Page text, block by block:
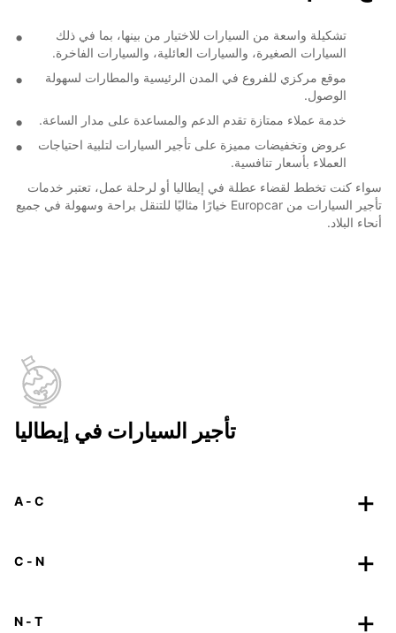
تشكيلة واسعة من السيارات للاختيار من بينها، بما في ذلك
السيارات الصغيرة، والسيارات العائلية، والسيارات الفاخرة.
موقع مركزي للفروع في المدن الرئيسية والمطارات لسهولة
الوصول.
خدمة عملاء ممتازة تقدم الدعم والمساعدة على مدار الساعة.
عروض وتخفيضات مميزة على تأجير السيارات لتلبية احتياجات
العملاء بأسعار تنافسية.
سواء كنت تخطط لقضاء عطلة في إيطاليا أو لرحلة عمل، تعتبر خدمات
تأجير السيارات من Europcar خيارًا مثاليًا للتنقل براحة وسهولة في جميع
أنحاء البلاد.
تأجير السيارات في إيطاليا
A - C
C - N
N - T